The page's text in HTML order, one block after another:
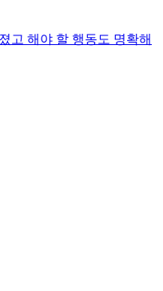
고 해야 할 행동도 명확해